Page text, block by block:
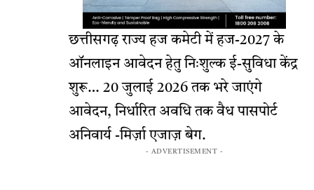
छत्तीसगढ़ राज्य हज कमेटी में हज-2027 के
ऑनलाइन आवेदन हेतु निःशुल्क ई-सुविधा केंद्र
शुरू… 20 जुलाई 2026 तक भरे जाएंगे
आवेदन, निर्धारित अवधि तक वैध पासपोर्ट
अनिवार्य -मिर्ज़ा एजाज़ बेग.
- ADVERTISEMENT -